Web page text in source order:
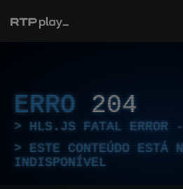
ERRO 204
HLS.JS FATAL ERROR -
ESTE CONTEÚDO ESTÁ
INDISPONÍVEL